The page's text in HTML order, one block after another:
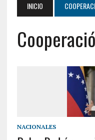
INICIO
NACIONALES